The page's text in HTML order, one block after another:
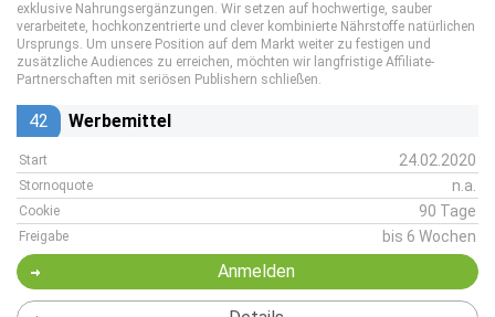
exklusive Nahrungsergänzungen. Wir setzen auf hochwertige, sauber
verarbeitete, hochkonzentrierte und clever kombinierte Nährstoffe natürlichen
Ursprungs. Um unsere Position auf dem Markt weiter zu festigen und
zusätzliche Audiences zu erreichen, möchten wir langfristige Affiliate-
Partnerschaften mit seriösen Publishern schließen.
42 Werbemittel
Start 24.02.2020
Stornoquote n.a.
Cookie 90 Tage
Freigabe bis 6 Wochen
Anmelden